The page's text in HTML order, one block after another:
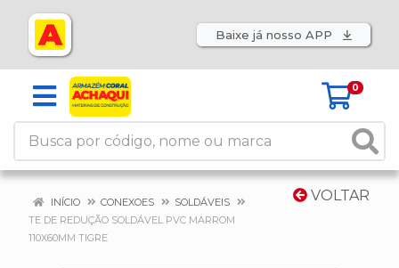
Baixe já nosso APP
0
VOLTAR
INÍCIO CONEXOES
SOLDÁVEIS
TE DE REDUÇÃO SOLDÁVEL PVC MARROM
110X60MM TIGRE